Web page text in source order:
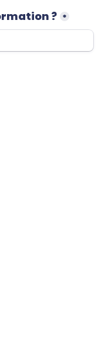
? *